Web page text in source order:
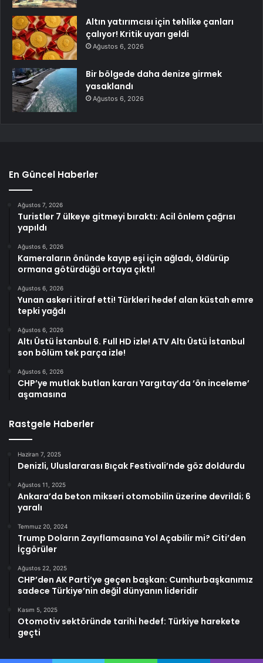
Altın yatırımcısı için tehlike çanları
çalıyor! Kritik uyarı geldi
Ağustos 6, 2026
Bir bölgede daha denize girmek
yasaklandı
Ağustos 6, 2026
En Güncel Haberler
Ağustos 7, 2026
Turistler 7 ülkeye gitmeyi bıraktı: Acil önlem çağrısı
yapıldı
Ağustos 6, 2026
Kameraların önünde kayıp eşi için ağladı, öldürüp
ormana götürdüğü ortaya çıktı!
Ağustos 6, 2026
Yunan askeri itiraf etti! Türkleri hedef alan küstah emre
tepki yağdı
Ağustos 6, 2026
Altı Üstü İstanbul 6. Full HD izle! ATV Altı Üstü İstanbul
son bölüm tek parça izle!
Ağustos 6, 2026
CHP’ye mutlak butlan kararı Yargıtay’da ‘ön inceleme’
aşamasına
Rastgele Haberler
Haziran 7, 2025
Denizli, Uluslararası Bıçak Festivali’nde göz doldurdu
Ağustos 11, 2025
Ankara’da beton mikseri otomobilin üzerine devrildi; 6
yaralı
Temmuz 20, 2024
Trump Doların Zayıflamasına Yol Açabilir mi? Citi’den
İçgörüler
Ağustos 22, 2025
CHP’den AK Parti’ye geçen başkan: Cumhurbaşkanımız
sadece Türkiye’nin değil dünyanın lideridir
Kasım 5, 2025
Otomotiv sektöründe tarihi hedef: Türkiye harekete
geçti